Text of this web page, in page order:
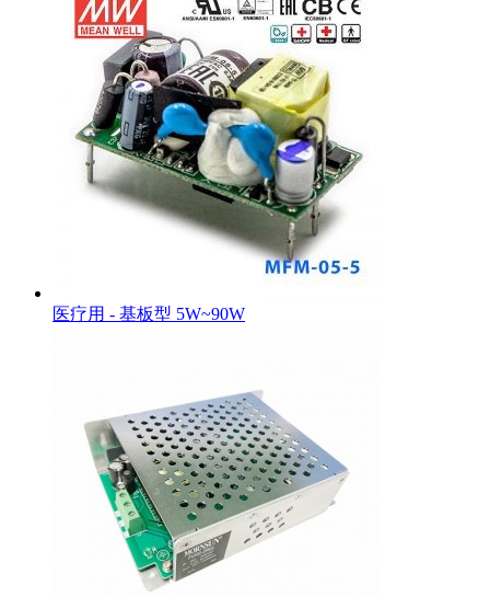
医疗用 - 基板型 5W~90W